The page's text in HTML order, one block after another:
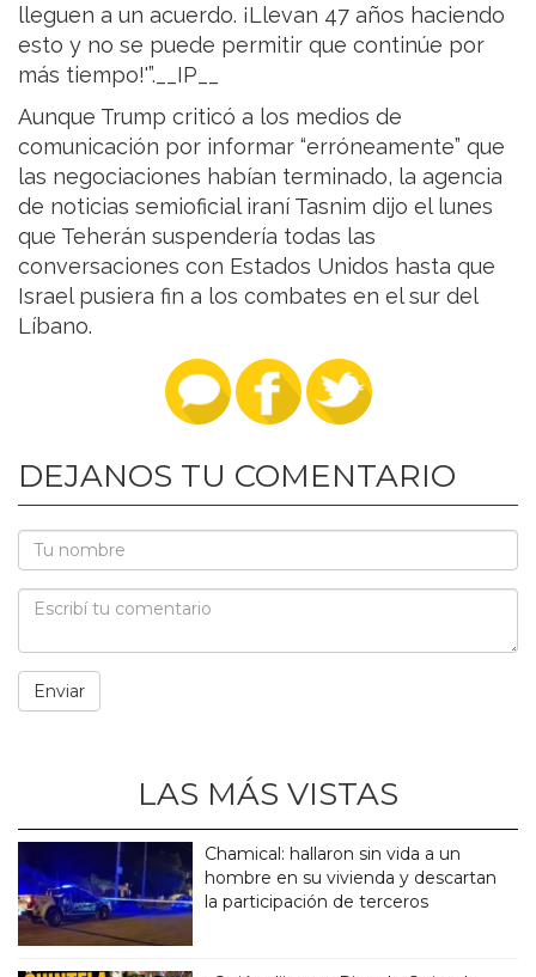
lleguen a un acuerdo. ¡Llevan 47 años haciendo
esto y no se puede permitir que continúe por
más tiempo!'”.__IP__
Aunque Trump criticó a los medios de
comunicación por informar “erróneamente” que
las negociaciones habían terminado, la agencia
de noticias semioficial iraní Tasnim dijo el lunes
que Teherán suspendería todas las
conversaciones con Estados Unidos hasta que
Israel pusiera fin a los combates en el sur del
Líbano.
DEJANOS TU COMENTARIO
LAS MÁS VISTAS
Chamical: hallaron sin vida a un
hombre en su vivienda y descartan
la participación de terceros